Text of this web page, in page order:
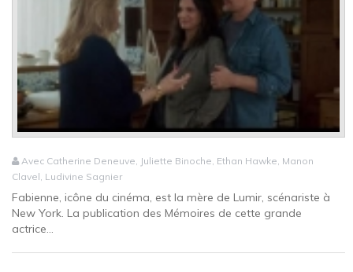
Avec Catherine Deneuve, Juliette Binoche, Ethan Hawke, Manon
Clavel, Ludivine Sagnier
Fabienne, icône du cinéma, est la mère de Lumir, scénariste à
New York. La publication des Mémoires de cette grande
actrice...